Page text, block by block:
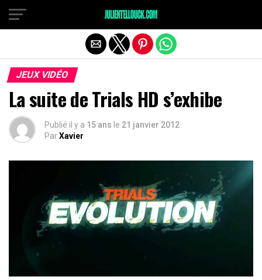
JEUX VIDÉO
La suite de Trials HD s’exhibe
Publié il y a 15 ans le 21 janvier 2012
ParXavier